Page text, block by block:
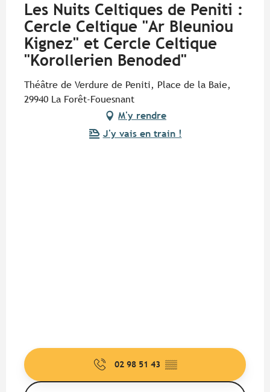
Les Nuits Celtiques de Peniti :
Cercle Celtique "Ar Bleuniou
Kignez" et Cercle Celtique
"Korollerien Benoded"
Théâtre de Verdure de Peniti, Place de la Baie,
29940 La Forêt-Fouesnant
M'y rendre
J'y vais en train !
02 98 51 43 ▒▒